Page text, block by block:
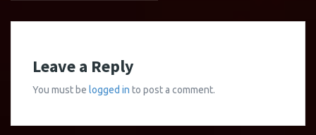
Leave a Reply
You must be logged in to post a comment.